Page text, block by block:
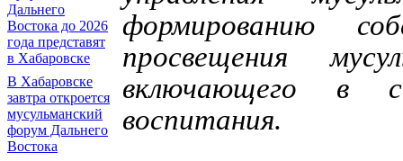
Дальнего
Востока до 2026
года представят
в Хабаровске
В Хабаровске
завтра откроется
мусульманский
форум Дальнего
Востока
формированию
просвещения
включающего в
воспитания.